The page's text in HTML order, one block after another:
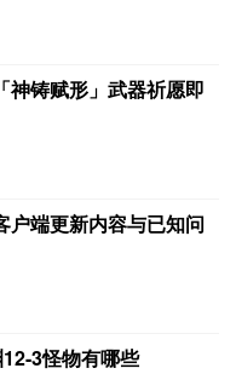
神铸赋形」武器祈愿即
户端更新内容与已知问
12-3怪物有哪些